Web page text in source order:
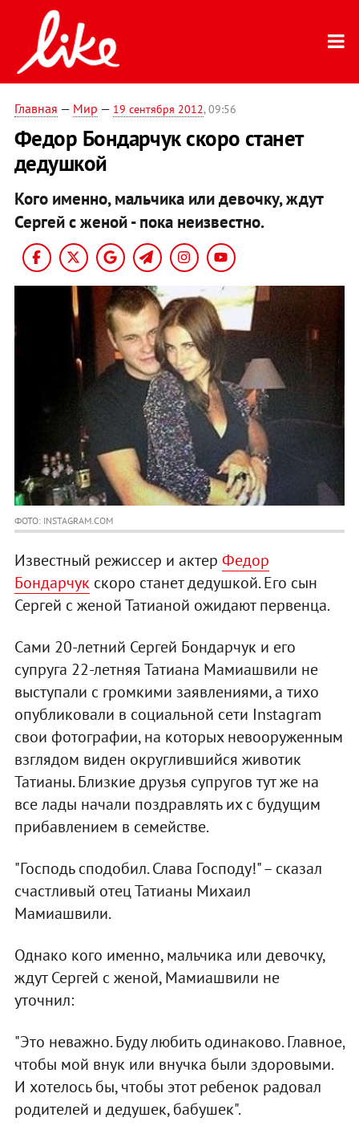
Главная — Мир — 19 сентября 2012, 09:56
Федор Бондарчук скоро станет
дедушкой
Кого именно, мальчика или девочку, ждут
Сергей с женой - пока неизвестно.
ФОТО: INSTAGRAM.COM
Известный режиссер и актер Федор
Бондарчук скоро станет дедушкой. Его сын
Сергей с женой Татианой ожидают первенца.
Сами 20-летний Сергей Бондарчук и его
супруга 22-летняя Татиана Мамиашвили не
выступали с громкими заявлениями, а тихо
опубликовали в социальной сети Instagram
свои фотографии, на которых невооруженным
взглядом виден округлившийся животик
Татианы. Близкие друзья супругов тут же на
все лады начали поздравлять их с будущим
прибавлением в семействе.
"Господь сподобил. Слава Господу!" – сказал
счастливый отец Татианы Михаил
Мамиашвили.
Однако кого именно, мальчика или девочку,
ждут Сергей с женой, Мамиашвили не
уточнил:
"Это неважно. Буду любить одинаково. Главное,
чтобы мой внук или внучка были здоровыми.
И хотелось бы, чтобы этот ребенок радовал
родителей и дедушек, бабушек".